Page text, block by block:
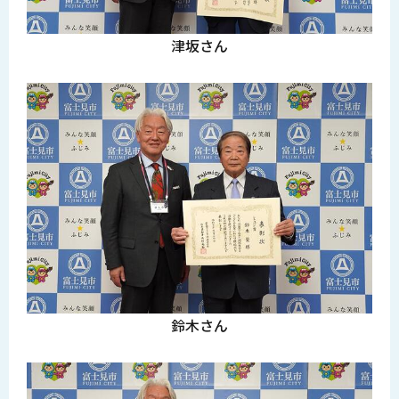
津坂さん
鈴木さん